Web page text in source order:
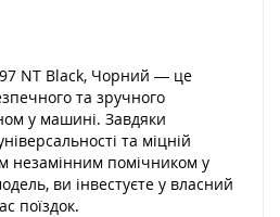
NT Black, Чорний — це
та зручного
у машині. Завдяки
та міцній
незамінним помічником у
ви інвестуєте у власний
поїздок.